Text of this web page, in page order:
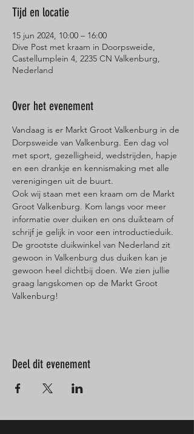
Tijd en locatie
15 jun 2024, 10:00 – 16:00
Dive Post met kraam in Doorpsweide,
Castellumplein 4, 2235 CN Valkenburg,
Nederland
Over het evenement
Vandaag is er Markt Groot Valkenburg in de
Dorpsweide van Valkenburg. Een dag vol
met sport, gezelligheid, wedstrijden, hapje
en een drankje en kennismaking met alle
verenigingen uit de buurt.
Ook wij staan met een kraam om de Markt
Groot Valkenburg. Kom langs voor meer
informatie over duiken en ons duikteam of
schrijf je gelijk in voor een introductieduik.
De grootste duikwinkel van Nederland zit
gewoon in Valkenburg dus duiken kan je
gewoon heel dichtbij doen. We zien jullie
graag langskomen op de Markt Groot
Valkenburg!
Deel dit evenement